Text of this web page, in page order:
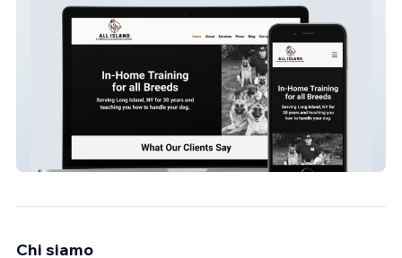
All Island K9 Services
Chi siamo